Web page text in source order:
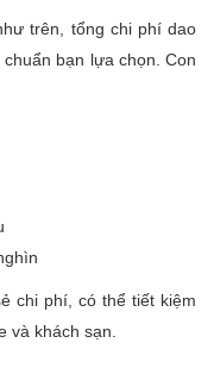
trên, tổng chi phí dao
bạn lựa chọn. Con
chi phí, có thể tiết kiệm
và khách sạn.